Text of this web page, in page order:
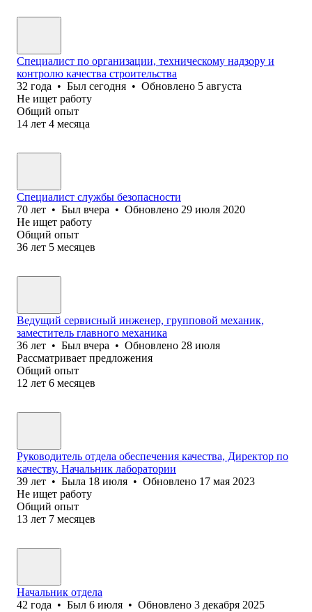
Специалист по организации, техническому надзору и
контролю качества строительства
32 года • Был сегодня • Обновлено 5 августа
Не ищет работу
Общий опыт
14 лет 4 месяца
Специалист службы безопасности
70 лет • Был вчера • Обновлено 29 июля 2020
Не ищет работу
Общий опыт
36 лет 5 месяцев
Ведущий сервисный инженер, групповой механик,
заместитель главного механика
36 лет • Был вчера • Обновлено 28 июля
Рассматривает предложения
Общий опыт
12 лет 6 месяцев
Руководитель отдела обеспечения качества, Директор по
качеству, Начальник лаборатории
39 лет • Была 18 июля • Обновлено 17 мая 2023
Не ищет работу
Общий опыт
13 лет 7 месяцев
Начальник отдела
42 года • Был 6 июля • Обновлено 3 декабря 2025